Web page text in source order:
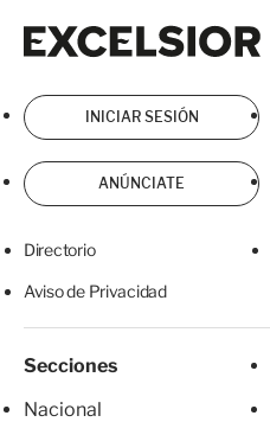
INICIAR SESIÓN
ANÚNCIATE
Directorio
Aviso de Privacidad
Secciones
Nacional